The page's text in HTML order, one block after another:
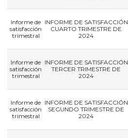
Informe de
satisfacción
trimestral
INFORME DE SATISFACCIÓN
CUARTO TRIMESTRE DE
2024
Informe de
satisfacción
trimestral
INFORME DE SATISFACCIÓN
TERCER TRIMESTRE DE
2024
Informe de
satisfacción
trimestral
INFORME DE SATISFACCIÓN
SEGUNDO TRIMESTRE DE
2024